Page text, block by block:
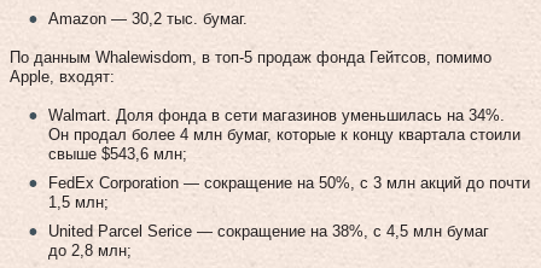
Amazon — 30,2 тыс. бумаг.
По данным Whalewisdom, в топ-5 продаж фонда Гейтсов, помимо
Apple, входят:
Walmart. Доля фонда в сети магазинов уменьшилась на 34%.
Он продал более 4 млн бумаг, которые к концу квартала стоили
свыше $543,6 млн;
FedEx Corporation — сокращение на 50%, с 3 млн акций до почти
1,5 млн;
United Parcel Serice — сокращение на 38%, с 4,5 млн бумаг
до 2,8 млн;